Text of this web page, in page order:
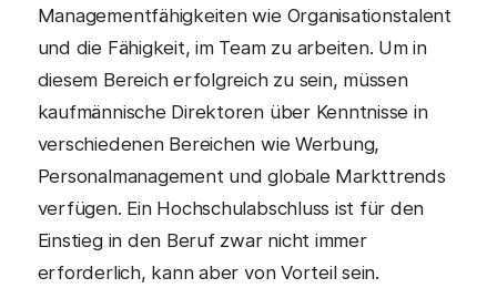
Managementfähigkeiten wie Organisationstalent
und die Fähigkeit, im Team zu arbeiten. Um in
diesem Bereich erfolgreich zu sein, müssen
kaufmännische Direktoren über Kenntnisse in
verschiedenen Bereichen wie Werbung,
Personalmanagement und globale Markttrends
verfügen. Ein Hochschulabschluss ist für den
Einstieg in den Beruf zwar nicht immer
erforderlich, kann aber von Vorteil sein.